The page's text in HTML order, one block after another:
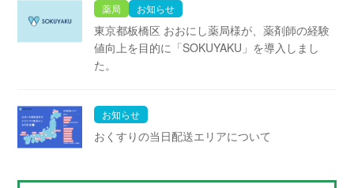
薬局 お知らせ
東京都板橋区 おおにし薬局様が、薬剤師の経験
値向上を目的に「SOKUYAKU」を導入しまし
た。
お知らせ
おくすりの当日配送エリアについて